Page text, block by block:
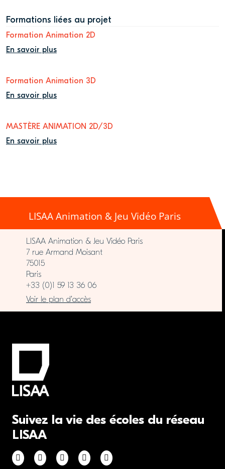
Formations liées au projet
Formation Animation 2D
En savoir plus
Formation Animation 3D
En savoir plus
MASTÈRE ANIMATION 2D/3D
En savoir plus
LISAA Animation & Jeu Vidéo Paris
LISAA Animation & Jeu Vidéo Paris
7 rue Armand Moisant
75015
Paris
+33 (0)1 59 13 36 06
Voir le plan d’accès
Suivez la vie des écoles du réseau
LISAA